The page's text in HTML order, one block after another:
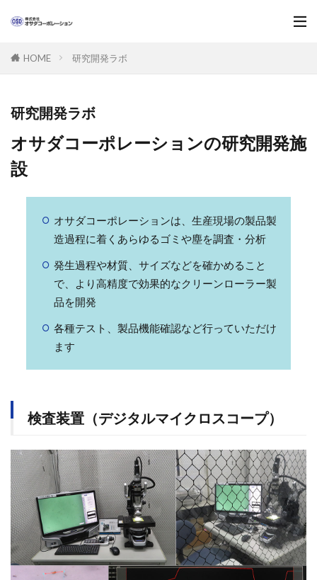
HOME 研究開発ラボ
研究開発ラボ
オサダコーポレーションの研究開発施
設
オサダコーポレーションは、生産現場の製品製
造過程に着くあらゆるゴミや塵を調査・分析
発生過程や材質、サイズなどを確かめること
で、より高精度で効果的なクリーンローラー製
品を開発
各種テスト、製品機能確認など行っていただけ
ます
検査装置（デジタルマイクロスコープ）